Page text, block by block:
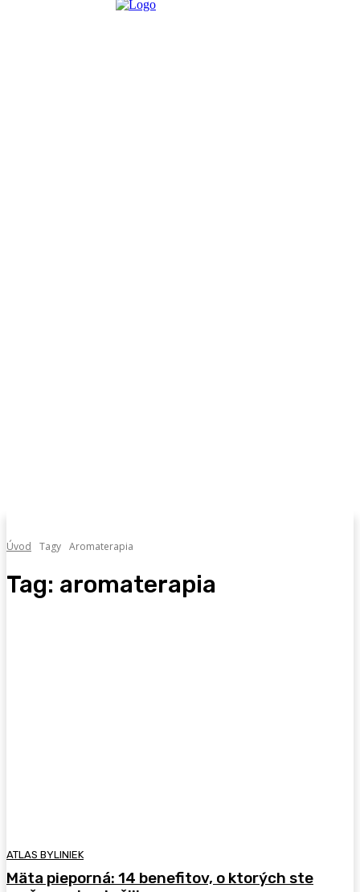
Úvod Tagy Aromaterapia
Tag: aromaterapia
ATLAS BYLINIEK
Mäta pieporná: 14 benefitov, o ktorých ste